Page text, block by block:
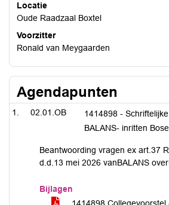
Locatie
Oude Raadzaal Boxtel
Voorzitter
Ronald van Meygaarden
Agendapunten
02.01.OB
1414898 -
BALANS- inritten
Beantwoording vragen ex art.37
d.d.13 mei 2026 vanBALANS
Bijlagen